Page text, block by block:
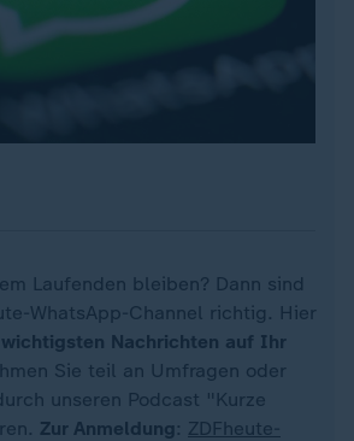
Laufenden bleiben? Dann sind
WhatsApp-Channel richtig. Hier
Nachrichten auf Ihr
Sie teil an Umfragen oder
unseren Podcast "Kurze
Zur Anmeldung : ZDFheute-